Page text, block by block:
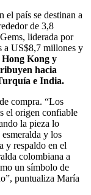
el país se destinan a
de 3,8
liderada por
a US$8,7 millones y
Hong Kong y
hacia
e India.
compra. “Los
el origen confiable
la pieza lo
y los
y respaldo en el
colombiana a
un símbolo de
puntualiza María